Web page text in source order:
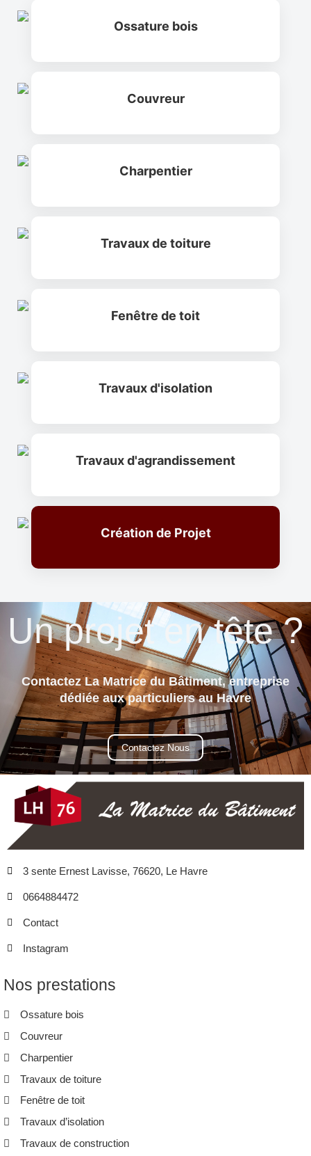
Ossature bois
Couvreur
Couvreur
Charpentier
Travaux de toiture
Fenêtre de toit
Travaux d'isolation
Travaux d'agrandissement
Travaux d'agrandissement
Création de Projet
Création de Projet
Un projet en tête ?
Contactez La Matrice du Bâtiment, entreprise
dédiée aux particuliers au Havre
Contactez Nous
3 sente Ernest Lavisse, 76620, Le Havre
0664884472
Contact
Instagram
Nos prestations
Ossature bois
Couvreur
Charpentier
Travaux de toiture
Fenêtre de toit
Travaux d’isolation
Travaux de construction